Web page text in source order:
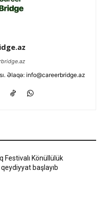
Əlaqə: info@careerbridge.az
Festivalı Könüllülük
başlayıb